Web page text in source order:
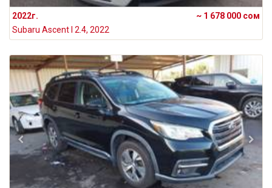
2022г.
~ 1 678 000 сом
Subaru Ascent I 2.4, 2022